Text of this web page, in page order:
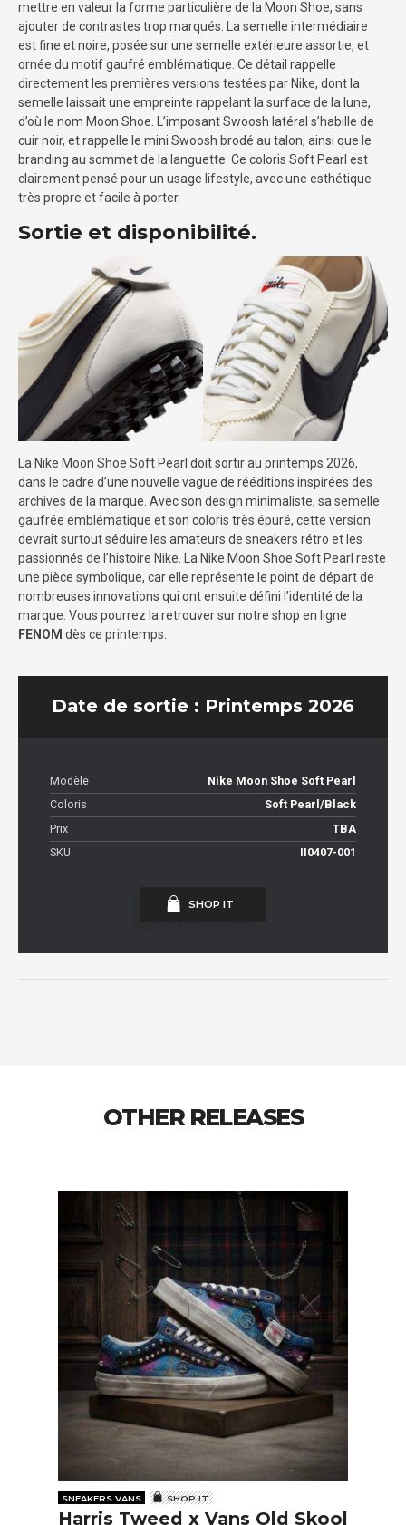
mettre en valeur la forme particulière de la Moon Shoe, sans
ajouter de contrastes trop marqués. La semelle intermédiaire
est fine et noire, posée sur une semelle extérieure assortie, et
ornée du motif gaufré emblématique. Ce détail rappelle
directement les premières versions testées par Nike, dont la
semelle laissait une empreinte rappelant la surface de la lune,
d’où le nom Moon Shoe. L’imposant Swoosh latéral s’habille de
cuir noir, et rappelle le mini Swoosh brodé au talon, ainsi que le
branding au sommet de la languette. Ce coloris Soft Pearl est
clairement pensé pour un usage lifestyle, avec une esthétique
très propre et facile à porter.
Sortie et disponibilité.
La Nike Moon Shoe Soft Pearl doit sortir au printemps 2026,
dans le cadre d’une nouvelle vague de rééditions inspirées des
archives de la marque. Avec son design minimaliste, sa semelle
gaufrée emblématique et son coloris très épuré, cette version
devrait surtout séduire les amateurs de sneakers rétro et les
passionnés de l’histoire Nike. La Nike Moon Shoe Soft Pearl reste
une pièce symbolique, car elle représente le point de départ de
nombreuses innovations qui ont ensuite défini l’identité de la
marque. Vous pourrez la retrouver sur notre shop en ligne
FENOM dès ce printemps.
Date de sortie : Printemps 2026
Modèle
Nike Moon Shoe Soft Pearl
Coloris
Soft Pearl/Black
Prix
TBA
SKU
II0407-001
SHOP IT
OTHER RELEASES
SNEAKERS VANS SHOP IT
Harris Tweed x Vans Old Skool